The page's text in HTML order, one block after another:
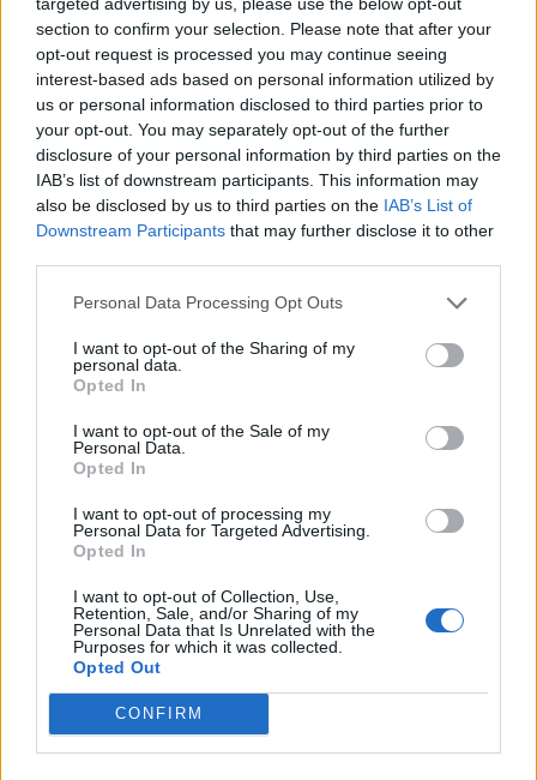
section to confirm your selection. Please note that after your
opt-out request is processed you may continue seeing
interest-based ads based on personal information utilized by
us or personal information disclosed to third parties prior to
your opt-out. You may separately opt-out of the further
disclosure of your personal information by third parties on the
IAB’s list of downstream participants. This information may
also be disclosed by us to third parties on the IAB’s List of
Downstream Participants that may further disclose it to other
Personal Data Processing Opt Outs
I want to opt-out of the Sharing of my
personal data.
Opted In
I want to opt-out of the Sale of my
Personal Data.
Opted In
I want to opt-out of processing my
Personal Data for Targeted Advertising.
Opted In
I want to opt-out of Collection, Use,
Retention, Sale, and/or Sharing of my
Personal Data that Is Unrelated with the
Purposes for which it was collected.
Opted Out
CONFIRM
Szembementek a trenddel: a
Sepsi OSK és az FK
Csíkszereda kilóg a sorból a
Szuperligában
Krónika
Majka életveszélyes
fenyegetés miatt lemondta
Székely Sport
futballközösség
Nőileg